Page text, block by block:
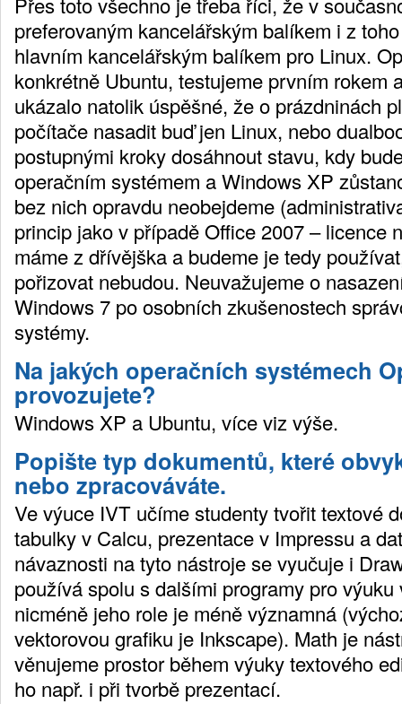
preferovaným kancelářským balíkem i z
hlavním kancelářským balíkem pro Linux.
konkrétně Ubuntu, testujeme prvním rokem
ukázalo natolik úspěšné, že o prázdninách
počítače nasadit buď jen Linux, nebo
postupnými kroky dosáhnout stavu, kdy
operačním systémem a Windows XP
bez nich opravdu neobejdeme
princip jako v případě Office 2007 – licence
máme z dřívějška a budeme je tedy
pořizovat nebudou. Neuvažujeme o
Windows 7 po osobních zkušenostech
systémy.
Na jakých operačních systémech
provozujete?
Windows XP a Ubuntu, více viz výše.
Popište typ dokumentů, které
nebo zpracováváte.
Ve výuce IVT učíme studenty tvořit textové
tabulky v Calcu, prezentace v Impressu a
návaznosti na tyto nástroje se vyučuje i
používá spolu s dalšími programy pro výuku
nicméně jeho role je méně významná
vektorovou grafiku je Inkscape). Math je
věnujeme prostor během výuky textového
ho např. i při tvorbě prezentací.